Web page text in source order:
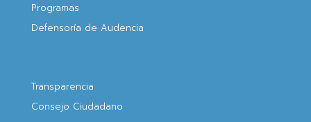
Programas
Defensoría de Audencia
Transparencia
Consejo Ciudadano